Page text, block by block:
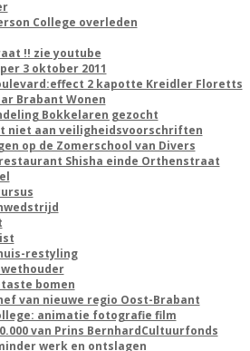
College overleden
!! zie youtube
3 oktober 2011
2 kapotte Kreidler Floretts
Brabant Wonen
Bokkelaren gezocht
niet aan veiligheidsvoorschriften
op de Zomerschool van Divers
Shisha einde Orthenstraat
restyling
bomen
van nieuwe regio Oost-Brabant
animatie fotografie film
van Prins BernhardCultuurfonds
werk en ontslagen